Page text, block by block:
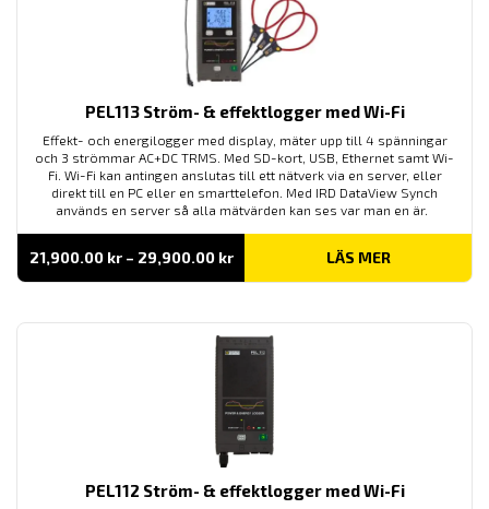
PEL113 Ström- & effektlogger med Wi-Fi
Effekt- och energilogger med display, mäter upp till 4 spänningar
och 3 strömmar AC+DC TRMS. Med SD-kort, USB, Ethernet samt Wi-
Fi. Wi-Fi kan antingen anslutas till ett nätverk via en server, eller
direkt till en PC eller en smarttelefon. Med IRD DataView Synch
används en server så alla mätvärden kan ses var man en är.
21,900.00 kr – 29,900.00 krPrisintervall:
till
LÄS MER
PEL112 Ström- & effektlogger med Wi-Fi